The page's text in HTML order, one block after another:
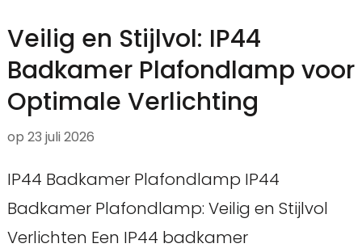
Veilig en Stijlvol: IP44
Badkamer Plafondlamp voor
Optimale Verlichting
op 23 juli 2026
IP44 Badkamer Plafondlamp IP44
Badkamer Plafondlamp: Veilig en Stijlvol
Verlichten Een IP44 badkamer